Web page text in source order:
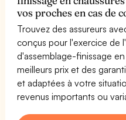
vos proches en cas de
Trouvez des assureurs
conçus pour l'exercice de
d'assemblage-finissage
meilleurs prix et des
et adaptées à votre
revenus importants ou